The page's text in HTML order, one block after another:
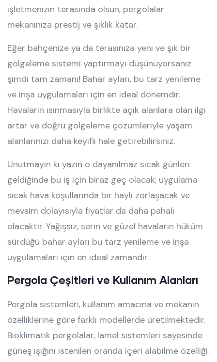
işletmenizin terasında olsun, pergolalar
mekanınıza prestij ve şıklık katar.
Eğer bahçenize ya da terasınıza yeni ve şık bir
gölgeleme sistemi yaptırmayı düşünüyorsanız
şimdi tam zamanı! Bahar ayları, bu tarz yenileme
ve inşa uygulamaları için en ideal dönemdir.
Havaların ısınmasıyla birlikte açık alanlara olan ilgi
artar ve doğru gölgeleme çözümleriyle yaşam
alanlarınızı daha keyifli hale getirebilirsiniz.
Unutmayın ki yazın o dayanılmaz sıcak günleri
geldiğinde bu iş için biraz geç olacak; uygulama
sıcak hava koşullarında bir hayli zorlaşacak ve
mevsim dolayısıyla fiyatlar da daha pahalı
olacaktır. Yağışsız, serin ve güzel havaların hüküm
sürdüğü bahar ayları bu tarz yenileme ve inşa
uygulamaları için en ideal zamandır.
Pergola Çeşitleri ve Kullanım Alanları
Pergola sistemleri, kullanım amacına ve mekanın
özelliklerine göre farklı modellerde üretilmektedir.
Bioklimatik pergolalar, lamel sistemleri sayesinde
güneş ışığını istenilen oranda içeri alabilme özelliği